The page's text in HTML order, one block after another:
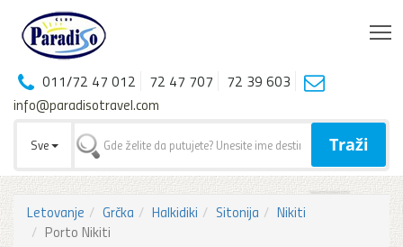
011/72 47 012 72 47 707
72 39 603
info@paradisotravel.com
Sve Traži
Letovanje Grčka Halkidiki Sitonija
Nikiti
Porto Nikiti